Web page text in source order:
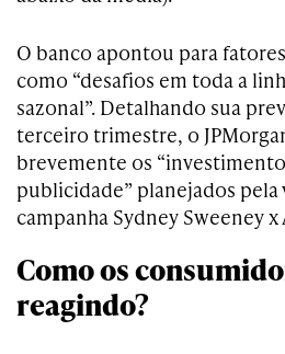
O banco apontou para
como “desafios em toda a
sazonal”. Detalhando sua
terceiro trimestre, o
brevemente os
publicidade” planejados pela
campanha Sydney Sweeney x
Como os
reagindo?